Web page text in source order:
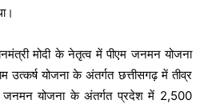
मोदी के नेतृत्व में पीएम जनमन योजना
उत्कर्ष योजना के अंतर्गत छत्तीसगढ़ में तीव्र
जनमन योजना के अंतर्गत प्रदेश में 2,500